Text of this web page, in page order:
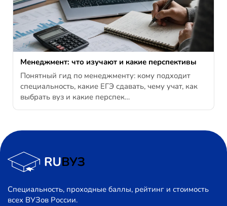
Менеджмент: что изучают и какие перспективы
Понятный гид по менеджменту: кому подходит
специальность, какие ЕГЭ сдавать, чему учат, как
выбрать вуз и какие перспек…
Специальность, проходные баллы, рейтинг и стоимость
всех ВУЗов России.